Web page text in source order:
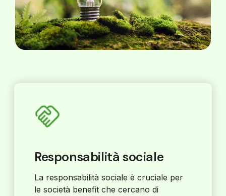
Responsabilità sociale
La responsabilità sociale è cruciale per
le società benefit che cercano di